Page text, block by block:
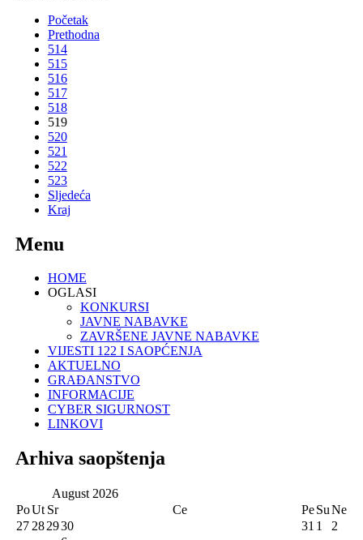
Početak
Prethodna
514
515
516
517
518
519
520
521
522
523
Sljedeća
Kraj
Menu
HOME
OGLASI
KONKURSI
JAVNE NABAVKE
ZAVRŠENE JAVNE NABAVKE
VIJESTI 122 I SAOPĆENJA
AKTUELNO
GRAĐANSTVO
INFORMACIJE
CYBER SIGURNOST
LINKOVI
Arhiva saopštenja
August 2026
PoUt Sr Ce PeSuNe
27 282930 31 1
2